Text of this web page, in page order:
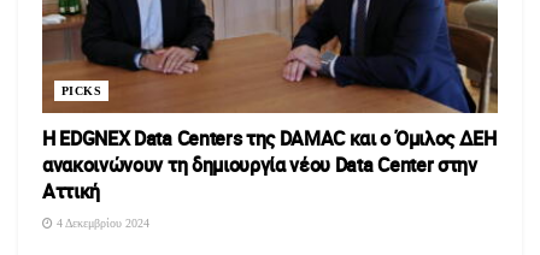
PICKS
Η EDGNEX Data Centers της DAMAC και ο Όμιλος ΔΕΗ
ανακοινώνουν τη δημιουργία νέου Data Center στην
Αττική
4 Δεκεμβρίου 2024